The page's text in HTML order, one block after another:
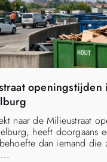
openingstijden
naar de Milieustraat
heeft doorgaans
dan iemand die